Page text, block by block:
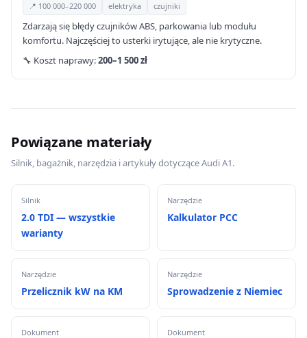
📍 100 000–220 000 elektryka czujniki
Zdarzają się błędy czujników ABS, parkowania lub modułu
komfortu. Najczęściej to usterki irytujące, ale nie krytyczne.
🔧 Koszt naprawy:200–1 500 zł
Powiązane materiały
Silnik, bagażnik, narzędzia i artykuły dotyczące Audi A1.
Silnik
2.0 TDI — wszystkie
warianty
Narzędzie
Kalkulator PCC
Narzędzie
Przelicznik kW na KM
Narzędzie
Sprowadzenie z Niemiec
Dokument Dokument